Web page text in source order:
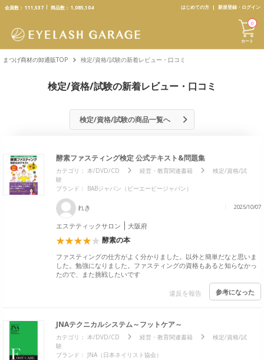
text.skipToContent
text.skipToNavigation
会員数： 111,537 商品数： 1,085,104 はじめての方 新規登録・ログイン
カート
0
まつげ商材の卸通販TOP 検定/資格/試験の新着レビュー・口コミ
検定/資格/試験の新着レビュー・口コミ
検定/資格/試験の商品一覧へ
酵素ファスティング検定 公式テキスト&問題集
カテゴリ： 本/DVD/CD 経営・教育関連書籍
検定/資格/試
験
ブランド： BABジャパン（ビーエービージャパン）
れき 2025/10/07
エステティックサロン 大阪府
酵素の本
ファスティングの仕方がよく分かりました。以外と簡単だなと思いま
した。勉強になりました。ファスティングの資格もあると知らなかっ
たので、また挑戦したいです
違反を報告 参考になった
JNAテクニカルシステム～フットケア～
カテゴリ： 本/DVD/CD 経営・教育関連書籍
検定/資格/試
験
ブランド： JNA（日本ネイリスト協会）